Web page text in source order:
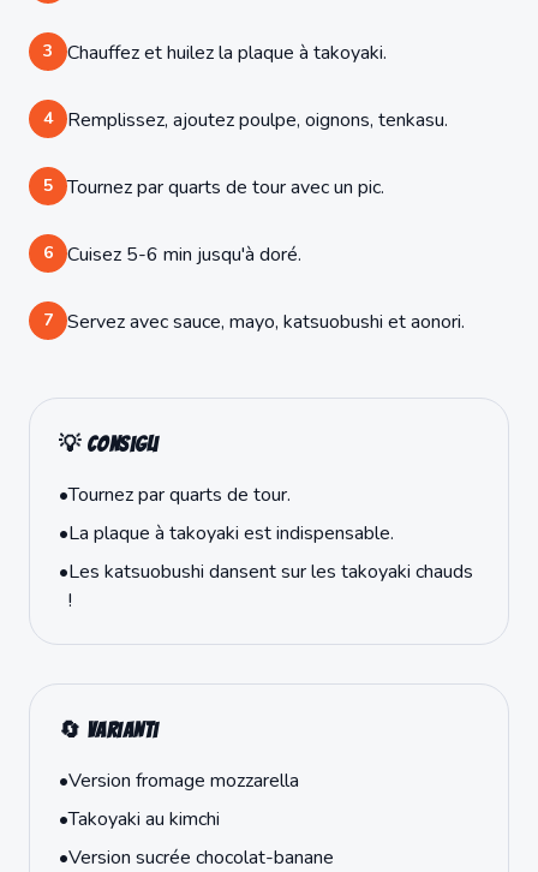
3 Chauffez et huilez la plaque à takoyaki.
4 Remplissez, ajoutez poulpe, oignons, tenkasu.
5 Tournez par quarts de tour avec un pic.
6 Cuisez 5-6 min jusqu'à doré.
7 Servez avec sauce, mayo, katsuobushi et aonori.
💡 Consigli
•Tournez par quarts de tour.
•La plaque à takoyaki est indispensable.
•Les katsuobushi dansent sur les takoyaki chauds
!
🔄 Varianti
•Version fromage mozzarella
•Takoyaki au kimchi
•Version sucrée chocolat-banane